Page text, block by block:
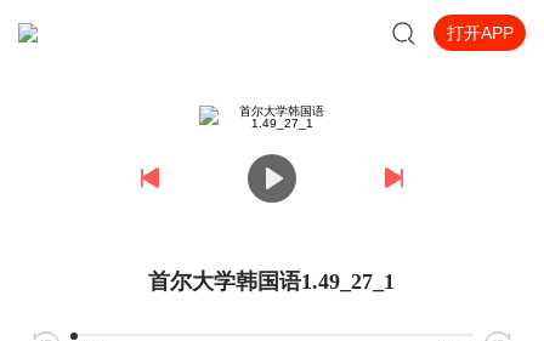
打开APP
首尔大学韩国语1.49_27_1